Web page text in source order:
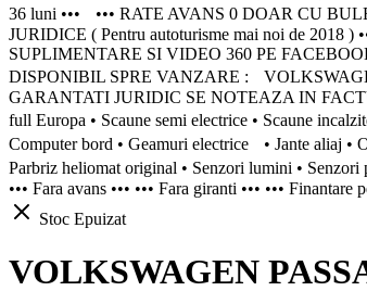
36 luni ••• ••• RATE AVANS 0 DOAR CU
JURIDICE ( Pentru autoturisme mai noi de
SUPLIMENTARE SI VIDEO 360 PE
DISPONIBIL SPRE VANZARE :
GARANTATI JURIDIC SE NOTEAZA IN
full Europa • Scaune semi electrice • Scaune
Computer bord • Geamuri electrice • Jante aliaj
Parbriz heliomat original • Senzori lumini •
••• Fara avans ••• ••• Fara giranti ••• •••
Stoc Epuizat
VOLKSWAGEN